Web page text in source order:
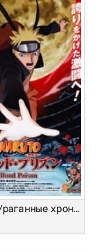
Наруто: Ураганные хроники 5 — Кровавая тюрьма (Наруто Фильм 8)